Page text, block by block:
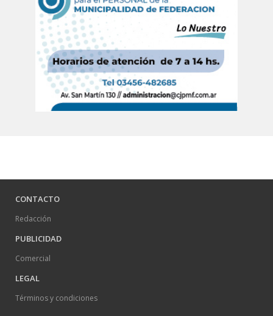
CONTACTO
Redacción
PUBLICIDAD
Comercial
LEGAL
Términos y condiciones